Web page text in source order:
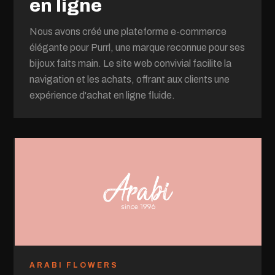
en ligne
Nous avons créé une plateforme e-commerce
élégante pour Purrl, une marque reconnue pour ses
bijoux faits main. Le site web convivial facilite la
navigation et les achats, offrant aux clients une
expérience d'achat en ligne fluide.
ARABI FLOWERS